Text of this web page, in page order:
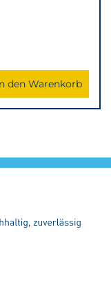
den Warenkorb